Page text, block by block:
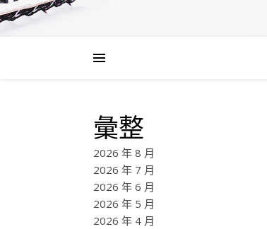
彙整
2026 年 8 月
2026 年 7 月
2026 年 6 月
2026 年 5 月
2026 年 4 月